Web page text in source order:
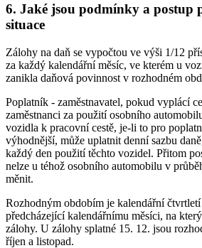
6. Jaké jsou podmínky a postup
situace
Zálohy na daň se vypočtou ve výši 1/12
za každý kalendářní měsíc, ve kterém u
zanikla daňová povinnost v rozhodném
Poplatník - zaměstnavatel, pokud vyplácí
zaměstnanci za použití osobního
vozidla k pracovní cestě, je-li to pro
výhodnější, může uplatnit denní sazbu
každý den použití těchto vozidel. Přitom
nelze u téhož osobního automobilu v
měnit.
Rozhodným obdobím je kalendářní čtvrtletí
předcházející kalendářnímu měsíci, na
zálohy. U zálohy splatné 15. 12. jsou
říjen a listopad.